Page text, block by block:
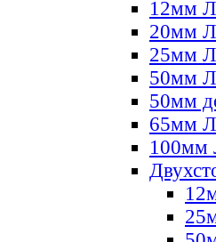
12мм
20мм
25мм
50мм
50мм
65мм
100мм